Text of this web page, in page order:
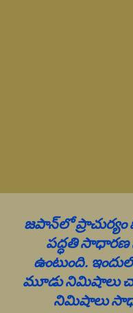
జపాన్‌లో
పద్ధతి సాధారణ
ఉంటుంది.
మూడు నిమిషాలు